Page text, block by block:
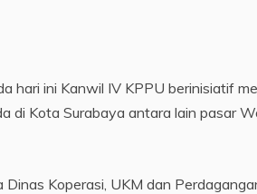
hari ini Kanwil IV KPPU berinisiatif
di Kota Surabaya antara lain pasar
Koperasi, UKM dan